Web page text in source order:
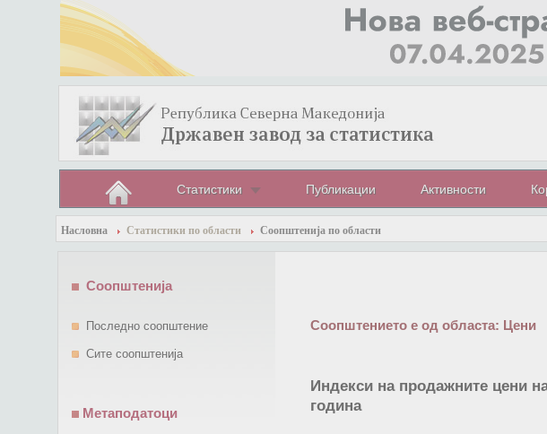
Статистики Публикации Активности
Насловна Статистики по области Соопштенија по области
Соопштението е од областа: Цени
Индекси на продажните цени
година
Соопштенија
Последно соопштение
Сите соопштенија
Метаподатоци